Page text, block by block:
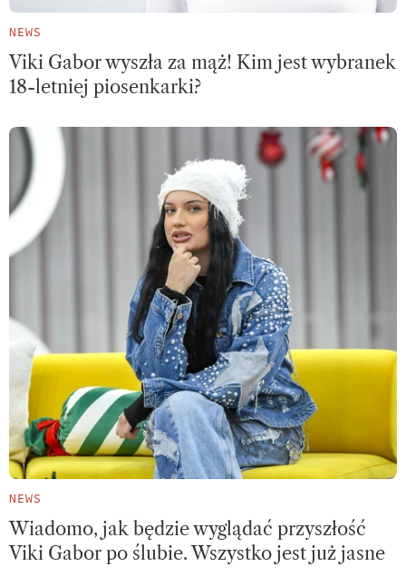
NEWS
Viki Gabor wyszła za mąż! Kim jest wybranek
18-letniej piosenkarki?
NEWS
Wiadomo, jak będzie wyglądać przyszłość
Viki Gabor po ślubie. Wszystko jest już jasne